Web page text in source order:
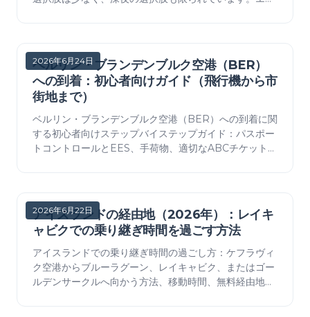
2026年6月24日
ベルリン・ブランデンブルク空港（BER）
への到着：初心者向けガイド（飛行機から市
街地まで）
ベルリン・ブランデンブルク空港（BER）への到着に関
する初心者向けステップバイステップガイド：パスポー
トコントロールとEES、手荷物、適切なABCチケットの
2026年6月22日
アイスランドの経由地（2026年）：レイキ
ャビクでの乗り継ぎ時間を過ごす方法
アイスランドでの乗り継ぎ時間の過ごし方：ケフラヴィ
ク空港からブルーラグーン、レイキャビク、またはゴー
ルデンサークルへ向かう方法、移動時間、無料経由地の